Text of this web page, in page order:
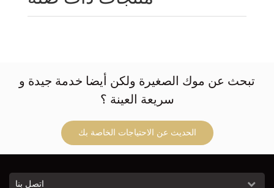
تبحث عن موك الصغيرة ولكن أيضا خدمة جيدة و
سريعة العينة ؟
الحديث عن الاحتياجات الخاصة بك
اتصل بنا